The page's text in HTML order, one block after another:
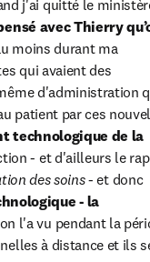
j'ai quitté le
avec Thierry
moins durant ma
qui avaient des
d'administration
patient par ces
technologique de la
- et d'ailleurs le
des soins - et donc
- la
l'a vu pendant la
à distance et ils